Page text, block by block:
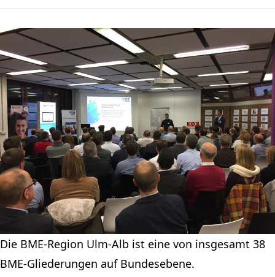
Die BME-Region Ulm-Alb ist eine von insgesamt 38
BME-Gliederungen auf Bundesebene.